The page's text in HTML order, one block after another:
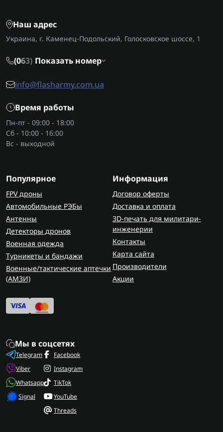
Наш адрес
Украина, г. Каменец-Подольский, Голосковское шоссе, 1
(063) Показать номер
info@flasharmy.com.ua
Время работы
Пн-пт - 09:00 - 18:00
Сб - 10:00 - 16:00
Вс - выходной
Популярное
FPV дроны
Автомобильные РЭБы
Антенны
Детекторы дронов
Военная одежда
Турникеты и бандажи
Военные/тактические аптечки
(AMЗИ)
Информация
Договор оферты
Доставка и оплата
3D-печать для милитари-
инженерии
Контакты
Карта сайта
Производители
Акции
Мы в соцсетях
Telegram
Viber
Whatsapp
Signal
Facebook
Instagram
TikTok
YouTube
Threads